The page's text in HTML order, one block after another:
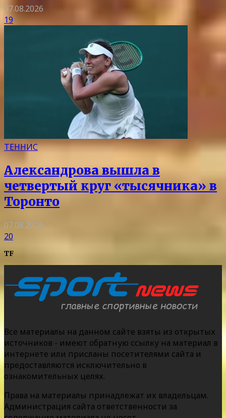
07.08.2026
19
ТЕННИС
Александрова вышла в
четвертый круг «тысячника» в
Торонто
07.08.2026
20
TF
Все материалы на данном сайте взяты из открытых
источников - имеют обратную ссылку на материал в
интернете или присланы посетителями сайта и
предоставляются исключительно в
ознакомительных целях.
Права на материалы принадлежат их владельцам.
Администрация сайта ответственности за